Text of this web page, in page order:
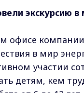
экскурсию в
офисе
в мир
участии
детям, кем